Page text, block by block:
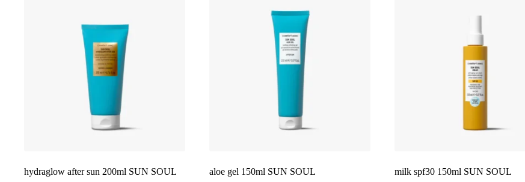
hydraglow after sun 200ml SUN SOUL
aloe gel 150ml SUN SOUL
milk spf30 150ml SUN SOUL